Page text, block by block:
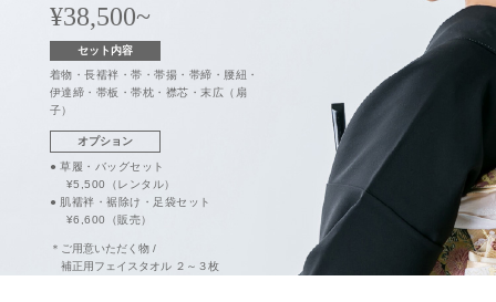
¥38,500~
セット内容
着物・長襦袢・帯・帯揚・帯締・腰紐・
伊達締・帯板・帯枕・襟芯・末広（扇
子）
オプション
● 草履・バッグセット
¥5,500
（レンタル）
● 肌襦袢・裾除け・足袋セット
¥6,600
（販売）
＊ご用意いただく物 /
補正用フェイスタオル ２～３枚